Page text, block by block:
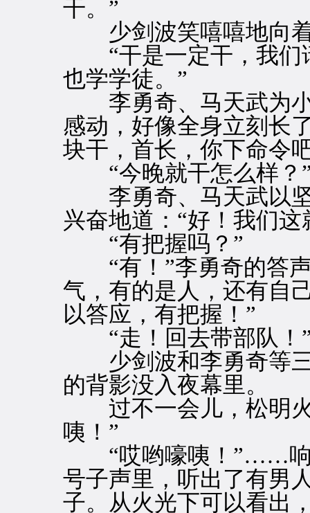
干。”
少剑波笑嘻嘻地向着
“干是一定干，我们
也学学徒。”
李勇奇、马天武为小
感动，好像全身立刻长
块干，首长，你下命令
“今晚就干怎么样？”
李勇奇、马天武以坚
兴奋地道：“好！我们这
“有把握吗？”
“有！”李勇奇的答声
气，有的是人，还有自
以答应，有把握！”
“走！回去带部队！”
少剑波和李勇奇等三
的背影没入夜幕里。
过不一会儿，松明火
咦！”
“哎哟嚎咦！”……响
号子声里，听出了有男
子。从火光下可以看出